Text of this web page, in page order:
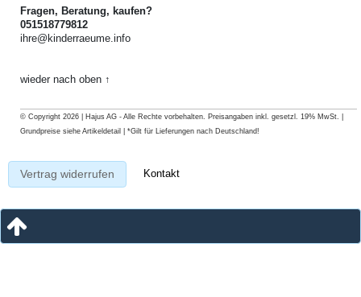
Fragen, Beratung, kaufen?
051518779812
ihre@kinderraeume.info
wieder nach oben ↑
© Copyright 2026 | Hajus AG - Alle Rechte vorbehalten. Preisangaben inkl. gesetzl. 19% MwSt. |
Grundpreise siehe Artikeldetail | *Gilt für Lieferungen nach Deutschland!
Vertrag widerrufen Kontakt